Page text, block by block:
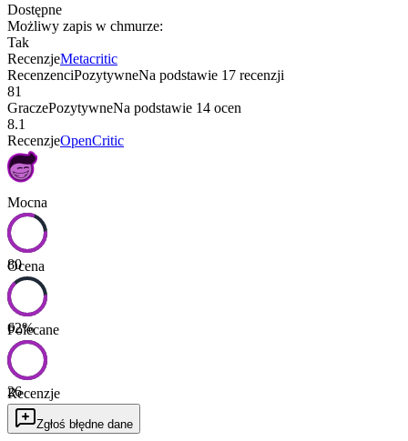
Dostępne
Możliwy zapis w chmurze:
Tak
RecenzjeMetacritic
RecenzenciPozytywneNa podstawie 17 recenzji
81
GraczePozytywneNa podstawie 14 ocen
8.1
RecenzjeOpenCritic
Mocna
80
Ocena
62%
Polecane
26
Recenzje
Zgłoś błędne dane